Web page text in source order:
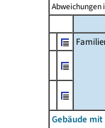
Abweichungen
Gebäude